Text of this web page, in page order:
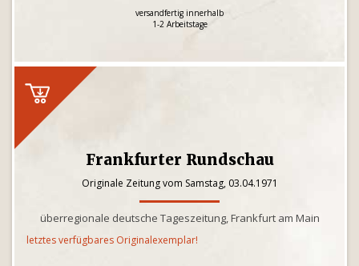
versandfertig innerhalb
1-2 Arbeitstage
Frankfurter Rundschau
Originale Zeitung vom Samstag, 03.04.1971
überregionale deutsche Tageszeitung, Frankfurt am Main
letztes verfügbares Originalexemplar!